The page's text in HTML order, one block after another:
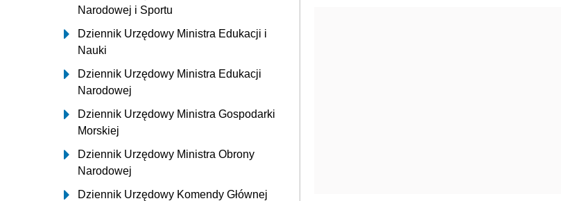
Narodowej i Sportu
Dziennik Urzędowy Ministra Edukacji i
Nauki
Dziennik Urzędowy Ministra Edukacji
Narodowej
Dziennik Urzędowy Ministra Gospodarki
Morskiej
Dziennik Urzędowy Ministra Obrony
Narodowej
Dziennik Urzędowy Komendy Głównej